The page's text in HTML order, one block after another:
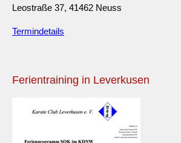
Leostraße 37, 41462 Neuss
Termindetails
Ferientraining in Leverkusen